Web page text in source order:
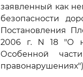
заявленный как
безопасности
Постановления
2006 г. N 18 "О
Особенной